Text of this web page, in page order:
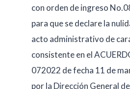
con orden de ingreso
para que se declare la
acto administrativo de
consistente en el
072022 de fecha 11 de
por la Dirección General